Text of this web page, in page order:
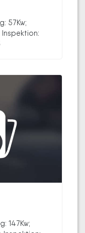
57Kw;
Inspektion:
147Kw;